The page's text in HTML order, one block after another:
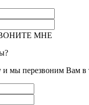
МНЕ
и мы перезвоним Вам в